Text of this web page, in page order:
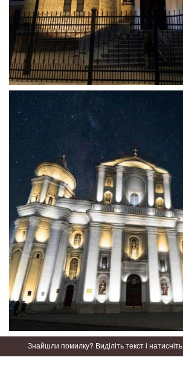
Знайшли помилку? Виділіть текст і натисніть